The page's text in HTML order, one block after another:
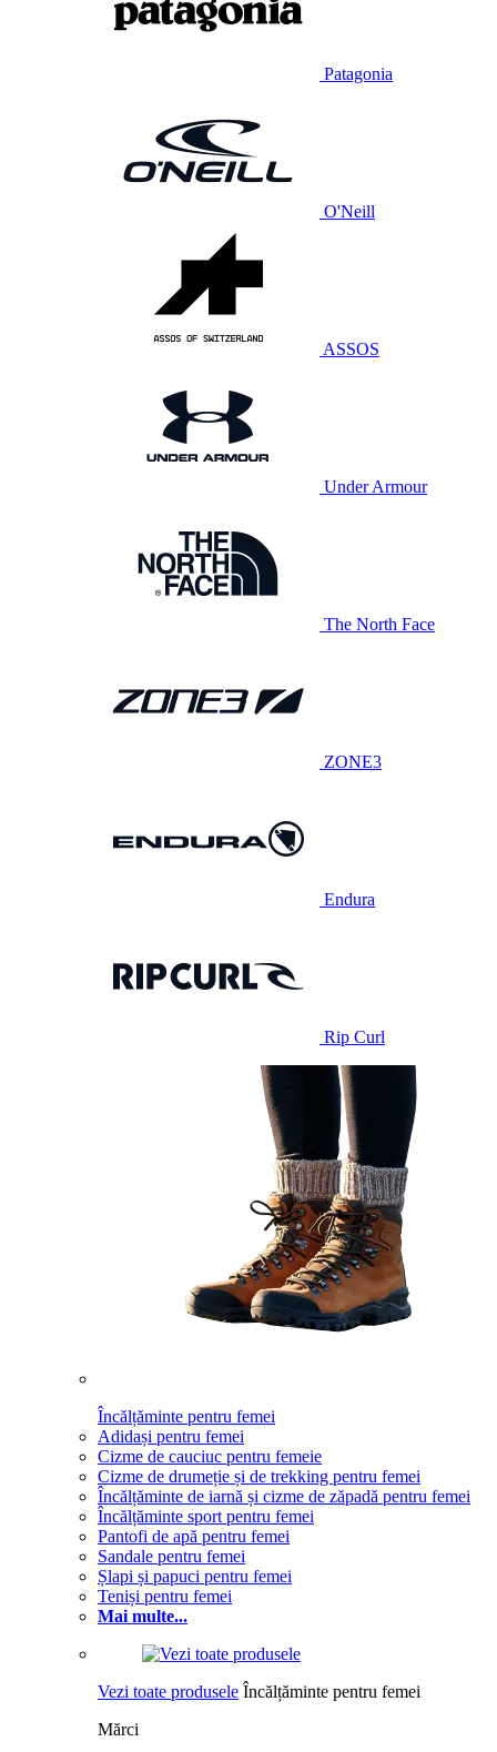
Patagonia
O'Neill
ASSOS
Under Armour
The North Face
ZONE3
Endura
Rip Curl
Încălțăminte pentru femei
Adidași pentru femei
Cizme de cauciuc pentru femeie
Cizme de drumeție și de trekking pentru femei
Încălțăminte de iarnă și cizme de zăpadă pentru femei
Încălțăminte sport pentru femei
Pantofi de apă pentru femei
Sandale pentru femei
Șlapi și papuci pentru femei
Teniși pentru femei
Mai multe...
Vezi toate produsele Încălțăminte pentru femei
Mărci